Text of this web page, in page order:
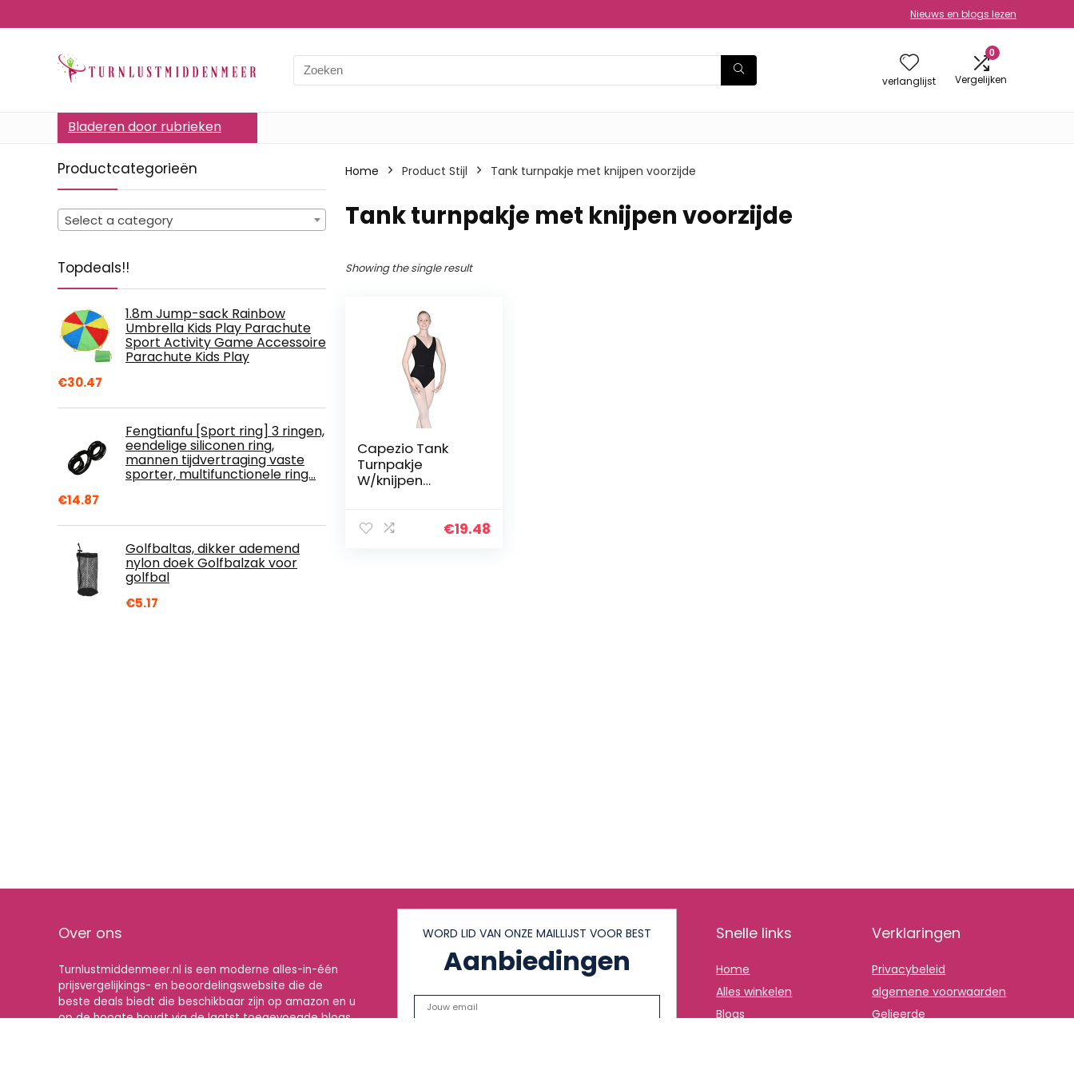
Nieuws en blogs lezen
verlanglijst
0
Vergelijken
Bladeren door rubrieken
Productcategorieën
Select a category
Topdeals!!
1.8m Jump-sack Rainbow
Umbrella Kids Play Parachute
Sport Activity Game Accessoire
Parachute Kids Play
€30.47
Fengtianfu [Sport ring] 3 ringen,
eendelige siliconen ring,
mannen tijdvertraging vaste
sporter, multifunctionele ring…
€14.87
Golfbaltas, dikker ademend
nylon doek Golfbalzak voor
golfbal
€5.17
Home Product Stijl ‎Tank turnpakje met knijpen voorzijde
‎Tank turnpakje met knijpen voorzijde
Showing the single result
Capezio Tank
Turnpakje
W/knijpen
Collectie
€19.48
Over ons
Turnlustmiddenmeer.nl is een moderne alles-in-één
prijsvergelijkings- en beoordelingswebsite die de
beste deals biedt die beschikbaar zijn op amazon en u
op de hoogte houdt via de laatst toegevoegde blogs.
WORD LID VAN ONZE MAILLIJST VOOR BEST
Aanbiedingen
Snelle links
Home
Alles winkelen
Blogs
Verklaringen
Privacybeleid
algemene voorwaarden
Gelieerde